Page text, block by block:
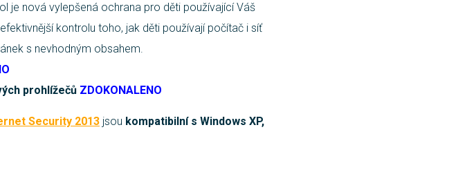
je nová vylepšená ochrana pro děti používající Váš
kontrolu toho, jak děti používají počítač i síť
s nevhodným obsahem.
prohlížečů ZDOKONALENO
Security 2013 jsou kompatibilní s Windows XP,